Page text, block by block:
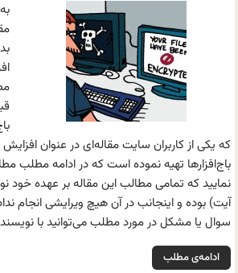
که یکی از کاربران سایت مقاله‌ای در عنوان
باج‌افزارها تهیه نموده است که در ادامه مطلب
نمایید که تمامی مطالب این مقاله بر عهده خود
آیت) بوده و اینجانب در آن هیچ ویرایشی انجام
سوال یا مشکل در مورد مطلب می‌توانید با
ادامه‌ی مطلب